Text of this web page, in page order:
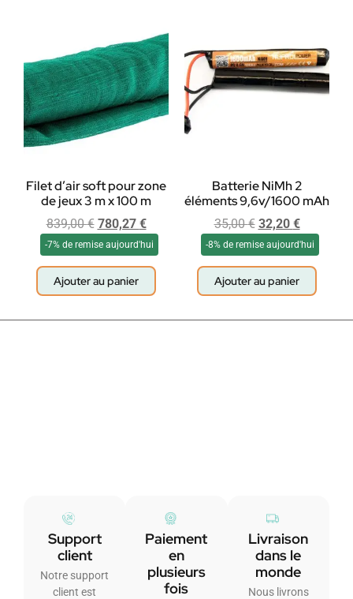
Filet d’air soft pour zone
de jeux 3 m x 100 m
839,00€ 780,27 €
-7% de remise aujourd'hui
Ajouter au panier
Batterie NiMh 2
éléments 9,6v/1600 mAh
35,00€ 32,20 €
-8% de remise aujourd'hui
Ajouter au panier
Support
client
Notre support
client est
Paiement
en
plusieurs
fois
Livraison
dans le
monde
Nous livrons